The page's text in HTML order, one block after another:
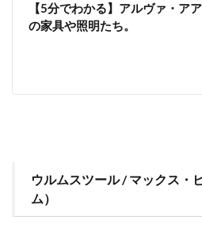
【5分でわかる】アルヴァ・ア
の家具や照明たち。
ウルムスツール / マックス・
ム）